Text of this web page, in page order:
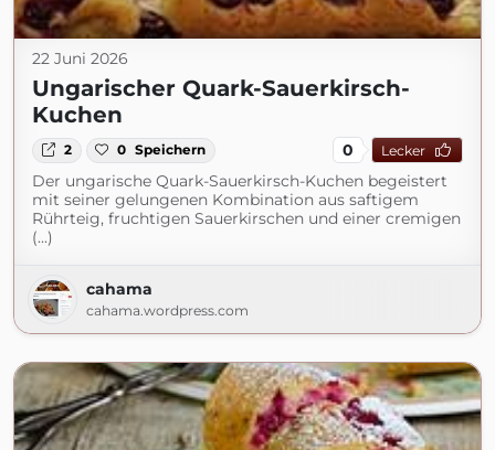
22 Juni 2026
Ungarischer Quark-Sauerkirsch-
Kuchen
2 0 Speichern 0 Lecker
Der ungarische Quark-Sauerkirsch-Kuchen begeistert
mit seiner gelungenen Kombination aus saftigem
Rührteig, fruchtigen Sauerkirschen und einer cremigen
(...)
cahama
cahama.wordpress.com